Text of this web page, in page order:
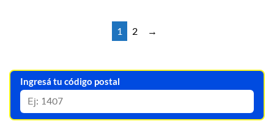
1 2 →
Ingresá tu código postal